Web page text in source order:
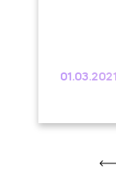
01.03.2021